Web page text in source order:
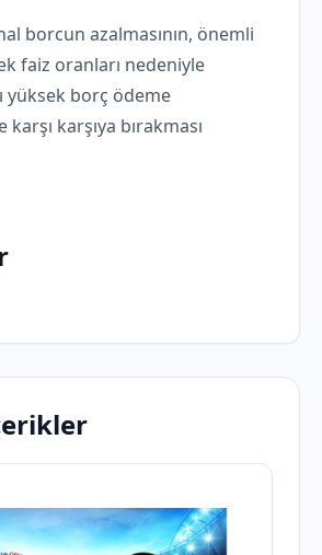
borcun azalmasının, önemli
faiz oranları nedeniyle
yüksek borç ödeme
karşıya bırakması